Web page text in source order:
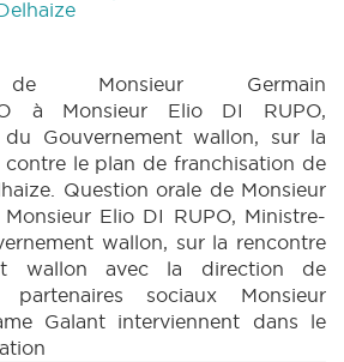
de Monsieur Germain
à Monsieur Elio DI RUPO,
du Gouvernement wallon, sur la
le plan de franchisation de
Question orale de Monsieur
Elio DI RUPO, Ministre-
wallon, sur la rencontre
wallon avec la direction de
sociaux Monsieur
Galant interviennent dans le